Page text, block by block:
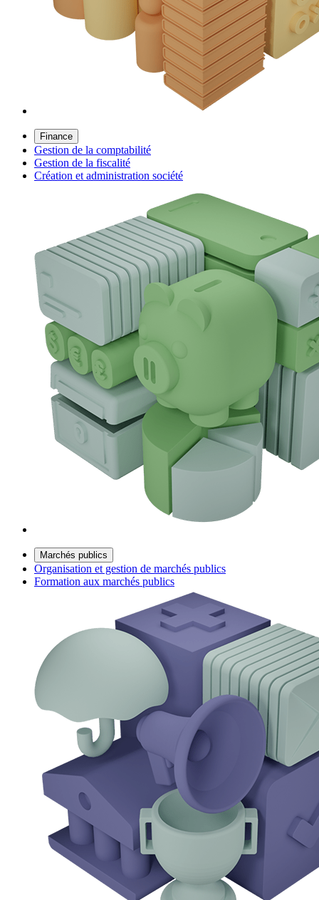
Finance
Gestion de la comptabilité
Gestion de la fiscalité
Création et administration société
Marchés publics
Organisation et gestion de marchés publics
Formation aux marchés publics